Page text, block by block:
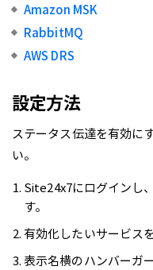
Amazon MSK
RabbitMQ
AWS DRS
設定方法
ステータス伝達を有効に
い。
Site24x7にログインし
す。
有効化したいサービス
表示名横のハンバーガ